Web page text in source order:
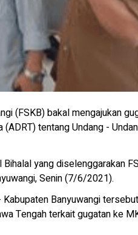
(FSKB) bakal mengajukan
tentang Undang -
yang diselenggarakan
Senin (7/6/2021).
Banyuwangi tersebut
Tengah terkait gugatan ke